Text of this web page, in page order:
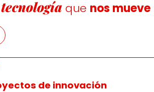
tecnología que nos mueve
de innovación